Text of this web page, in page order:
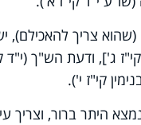
(שהוא צריך להאכילם),
ג'], ודעת הש"ך (י"ד
קי"ז י').
היתר ברור, וצריך